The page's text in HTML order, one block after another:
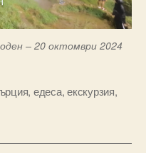
– 20 октомври 2024
, едеса,екскурзия,